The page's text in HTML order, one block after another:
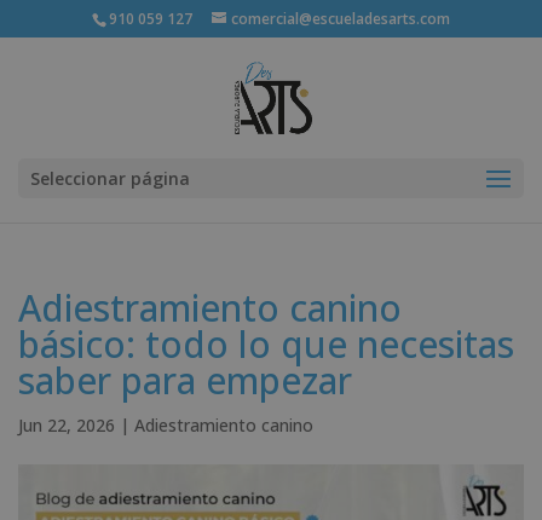
910 059 127 comercial@escueladesarts.com
Seleccionar página
Adiestramiento canino
básico: todo lo que necesitas
saber para empezar
Jun 22, 2026 | Adiestramiento canino